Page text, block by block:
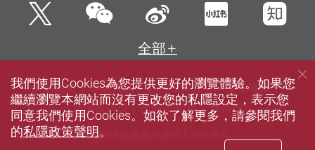
Twitter微信 新浪微博小紅書知
全部
網站指南 聯絡我們 私隱政策聲明
使用條款
無障礙網頁
招聘 傳媒 圖書館
© 2026 版權屬香港理工大學所有
我們使用Cookies為您提供更好的瀏覽體驗。如果您
繼續瀏覽本網站而沒有更改您的私隱設定，表示您
同意我們使用Cookies。如欲了解更多，請參閱我們
的私隱政策聲明。